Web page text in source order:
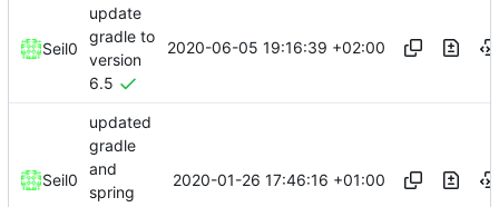
Seil0
update
gradle to
version
6.5
2020-06-05 19:16:39 +02:00
Seil0
updated
gradle
and
spring
2020-01-26 17:46:16 +01:00